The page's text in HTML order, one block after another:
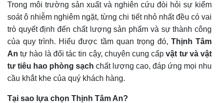
Trong môi trường sản xuất và nghiên cứu đòi hỏi sự kiểm
soát ô nhiễm nghiêm ngặt, từng chi tiết nhỏ nhất đều có vai
trò quyết định đến chất lượng sản phẩm và sự thành công
của quy trình. Hiểu được tầm quan trọng đó, Thịnh Tâm
An tự hào là đối tác tin cậy, chuyên cung cấpvật tư và vật
tư tiêu hao phòng sạch chất lượng cao, đáp ứng mọi nhu
cầu khắt khe của quý khách hàng.
Tại sao lựa chọn Thịnh Tâm An?